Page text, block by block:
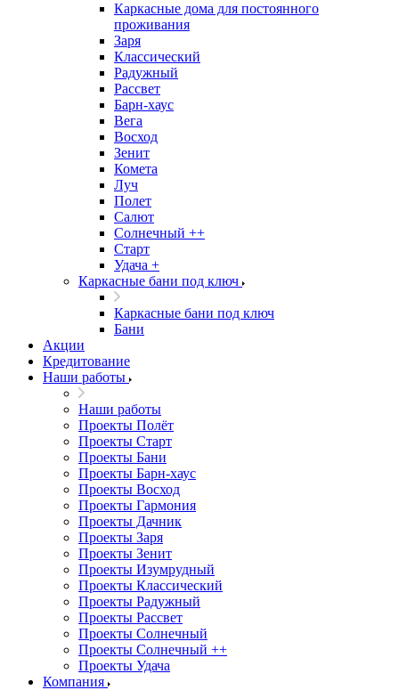
Каркасные дома для постоянного
проживания
Заря
Классический
Радужный
Рассвет
Барн-хаус
Вега
Восход
Зенит
Комета
Луч
Полет
Салют
Солнечный ++
Старт
Удача +
Каркасные бани под ключ
Каркасные бани под ключ
Бани
Акции
Кредитование
Наши работы
Наши работы
Проекты Полёт
Проекты Старт
Проекты Бани
Проекты Барн-хаус
Проекты Восход
Проекты Гармония
Проекты Дачник
Проекты Заря
Проекты Зенит
Проекты Изумрудный
Проекты Классический
Проекты Радужный
Проекты Рассвет
Проекты Солнечный
Проекты Солнечный ++
Проекты Удача
Компания